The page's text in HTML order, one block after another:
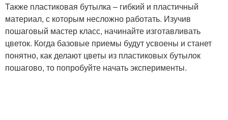
Также пластиковая бутылка – гибкий и пластичный
материал, с которым несложно работать. Изучив
пошаговый мастер класс, начинайте изготавливать
цветок. Когда базовые приемы будут усвоены и станет
понятно, как делают цветы из пластиковых бутылок
пошагово, то попробуйте начать эксперименты.